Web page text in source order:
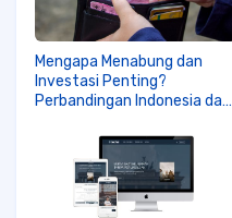
Mengapa Menabung dan
Investasi Penting?
Perbandingan Indonesia dan